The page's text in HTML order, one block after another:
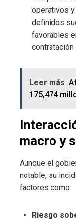
operativos
definidos
favorables
Leer más
175,474
macro y
Aunque el
notable, su
factores como:
Riesgo